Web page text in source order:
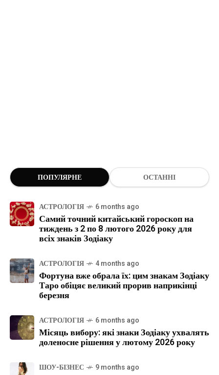
ПОПУЛЯРНЕ ОСТАННІ
АСТРОЛОГІЯ 6 months ago
Самий точний китайський гороскоп на
тиждень з 2 по 8 лютого 2026 року для
всіх знаків Зодіаку
АСТРОЛОГІЯ 4 months ago
Фортуна вже обрала їх: цим знакам Зодіаку
Таро обіцяє великий прорив наприкінці
березня
АСТРОЛОГІЯ 6 months ago
Місяць вибору: які знаки Зодіаку ухвалять
доленосне рішення у лютому 2026 року
ШОУ-БІЗНЕС 9 months ago